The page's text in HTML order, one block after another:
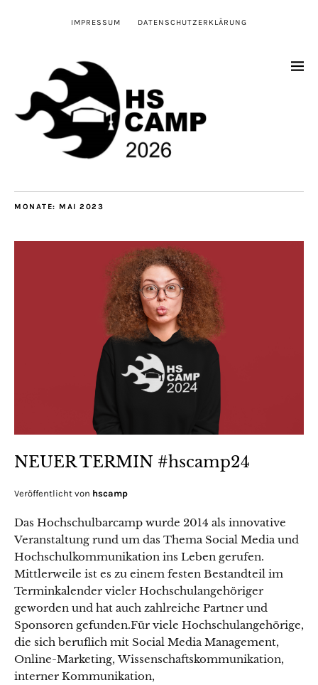
IMPRESSUM DATENSCHUTZERKLÄRUNG
MONATE: MAI 2023
NEUER TERMIN #hscamp24
Veröffentlicht von hscamp
Das Hochschulbarcamp wurde 2014 als innovative
Veranstaltung rund um das Thema Social Media und
Hochschulkommunikation ins Leben gerufen.
Mittlerweile ist es zu einem festen Bestandteil im
Terminkalender vieler Hochschulangehöriger
geworden und hat auch zahlreiche Partner und
Sponsoren gefunden.Für viele Hochschulangehörige,
die sich beruflich mit Social Media Management,
Online-Marketing, Wissenschaftskommunikation,
interner Kommunikation,